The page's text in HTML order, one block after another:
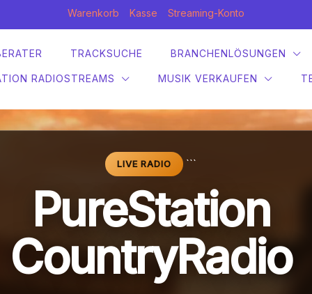
Warenkorb Kasse Streaming-Konto
TRACKSUCHE BRANCHENLÖSUNGEN
RADIOSTREAMS MUSIK VERKAUFEN
LIVE RADIO ```
PureStation
CountryRadio